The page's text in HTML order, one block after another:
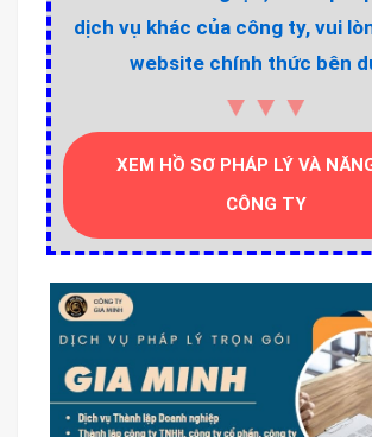
dịch vụ khác của công ty, vui
website chính thức bên
▼▼▼
XEM HỒ SƠ PHÁP LÝ VÀ
CÔNG TY